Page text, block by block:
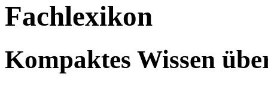
Fachlexikon
Kompaktes Wissen